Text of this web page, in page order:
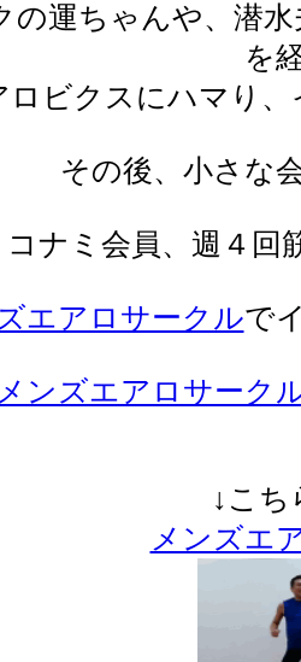
の運ちゃんや、潜
を
ロビクスにハマり
その後、小さな
コナミ会員、週４回
エアロサークルで
メンズエアロサーク
↓こち
メンズエ